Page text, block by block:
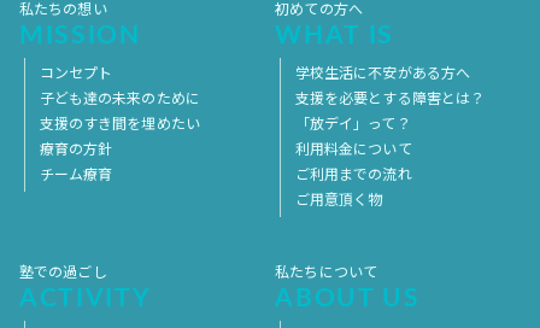
私たちの想い
MISSION
コンセプト
子ども達の未来のために
支援のすき間を埋めたい
療育の方針
チーム療育
初めての方へ
WHAT IS
学校生活に不安がある方へ
支援を必要とする障害とは？
「放デイ」って？
利用料金について
ご利用までの流れ
ご用意頂く物
塾での過ごし
ACTIVITY
私たちについて
ABOUT US